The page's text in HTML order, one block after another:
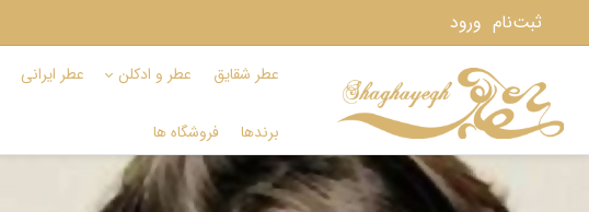
ثبت‌نام ورود
عطر شقایق عطر و ادکلن عطر ایرانی
برندها فروشگاه ها